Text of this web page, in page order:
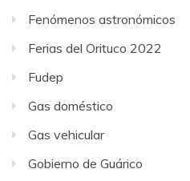
Fenómenos astronómicos
Ferias del Orituco 2022
Fudep
Gas doméstico
Gas vehicular
Gobierno de Guárico